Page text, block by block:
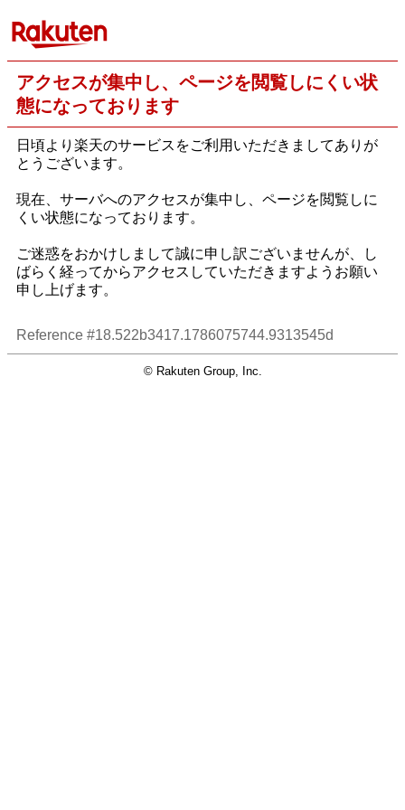
アクセスが集中し、ページを閲覧しにくい状
態になっております
日頃より楽天のサービスをご利用いただきましてありが
とうございます。
現在、サーバへのアクセスが集中し、ページを閲覧しに
くい状態になっております。
ご迷惑をおかけしまして誠に申し訳ございませんが、し
ばらく経ってからアクセスしていただきますようお願い
申し上げます。
Reference #18.522b3417.1786075744.9313545d
© Rakuten Group, Inc.